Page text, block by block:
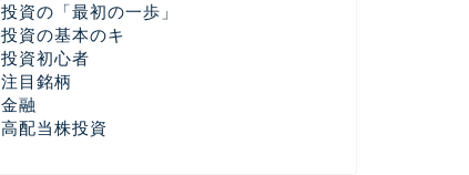
投資の「最初の一歩」
投資の基本のキ
投資初心者
注目銘柄
金融
高配当株投資